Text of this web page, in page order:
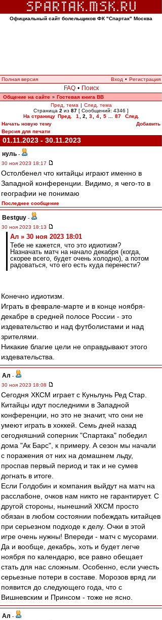
Официальный сайт болельщиков ФК "Спартак" Москва
Полная версия Вход • Регистрация
FAQ • Поиск
Общение на сайте » Гостевая книга ВВ
Пред. тема | След. тема
Страница 2 из 87 [ Сообщений: 4346 ]
На страницу Пред. 1 2 3 4 5 87
След.
Начать новую тему
Добавить
Версия для печати
01.11.2023 - 30.11.2023
нуль -
30 ноя 2023 18:17
Остолбенел что китайцы играют именно в
Западной конференции. Видимо, я чего-то в
географии не понимаю
Последнее сообщение
Bestguy -
30 ноя 2023 18:13
Ал » 30 ноя 2023 18:01
Тебе не кажется, что это идиотизм?
Назначать матч на начало декабря (когда,
скорее всего, будет очень холодно), а потом
радоваться, что его есть куда перенести?
Конечно идиотизм.
Играть в феврале-марте и в конце ноября-
декабре в средней полосе России - это
издевательство и над футболистами и над
зрителями.
Никакие благие цели не оправдывают этого
издевательства.
Ал -
30 ноя 2023 18:08
Сегодня ХКСМ играет с Куньлунь Ред Стар.
Китайцы идут последними в Западной
конференции, но это не значит, что они не
умеют играть в хоккей. Семь дней назад
сегодняшний соперник "Спартака" победил
дома "Ак Барс", к примеру. А сезон мы начали
с поражения от них на домашнем льду,
проспав первый период и так и не сумев
догнать в итоге.
Если Голдобин и компания выйдут на матч на
расслабоне, очков нам никто не гарантирует. С
другой стороны, нынешний ХКСМ просто
обязан в любом состоянии побеждать китайцев
при серьезном подходе к делу. Очки в этой
игре очень нужны! Впереди - матч с мусорами.
Да и вообще, декабрь, хоть и будет легче
ноября по календарю, все равно обещает
стать для нас сложным. Особенно, если учесть
серьезные потери в составе. Морозов вряд ли
появится до следующего года, что с
Вишневским и Принсом - тоже не ясно.
Ал -